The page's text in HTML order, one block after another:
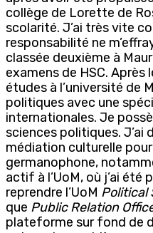
collège de Lorette de
scolarité. J’ai très vite
responsabilité ne
classée deuxième à
examens de HSC. Après
études à l’université de
politiques avec une
internationales. Je
sciences politiques. J’ai
médiation culturelle
germanophone,
actif à l’UoM, où j’ai été
reprendre l’UoM Political
que Public Relation
plateforme sur fond de